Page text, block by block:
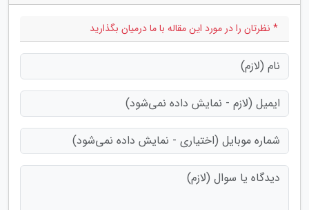
* نظرتان را در مورد این مقاله با ما درمیان بگذارید